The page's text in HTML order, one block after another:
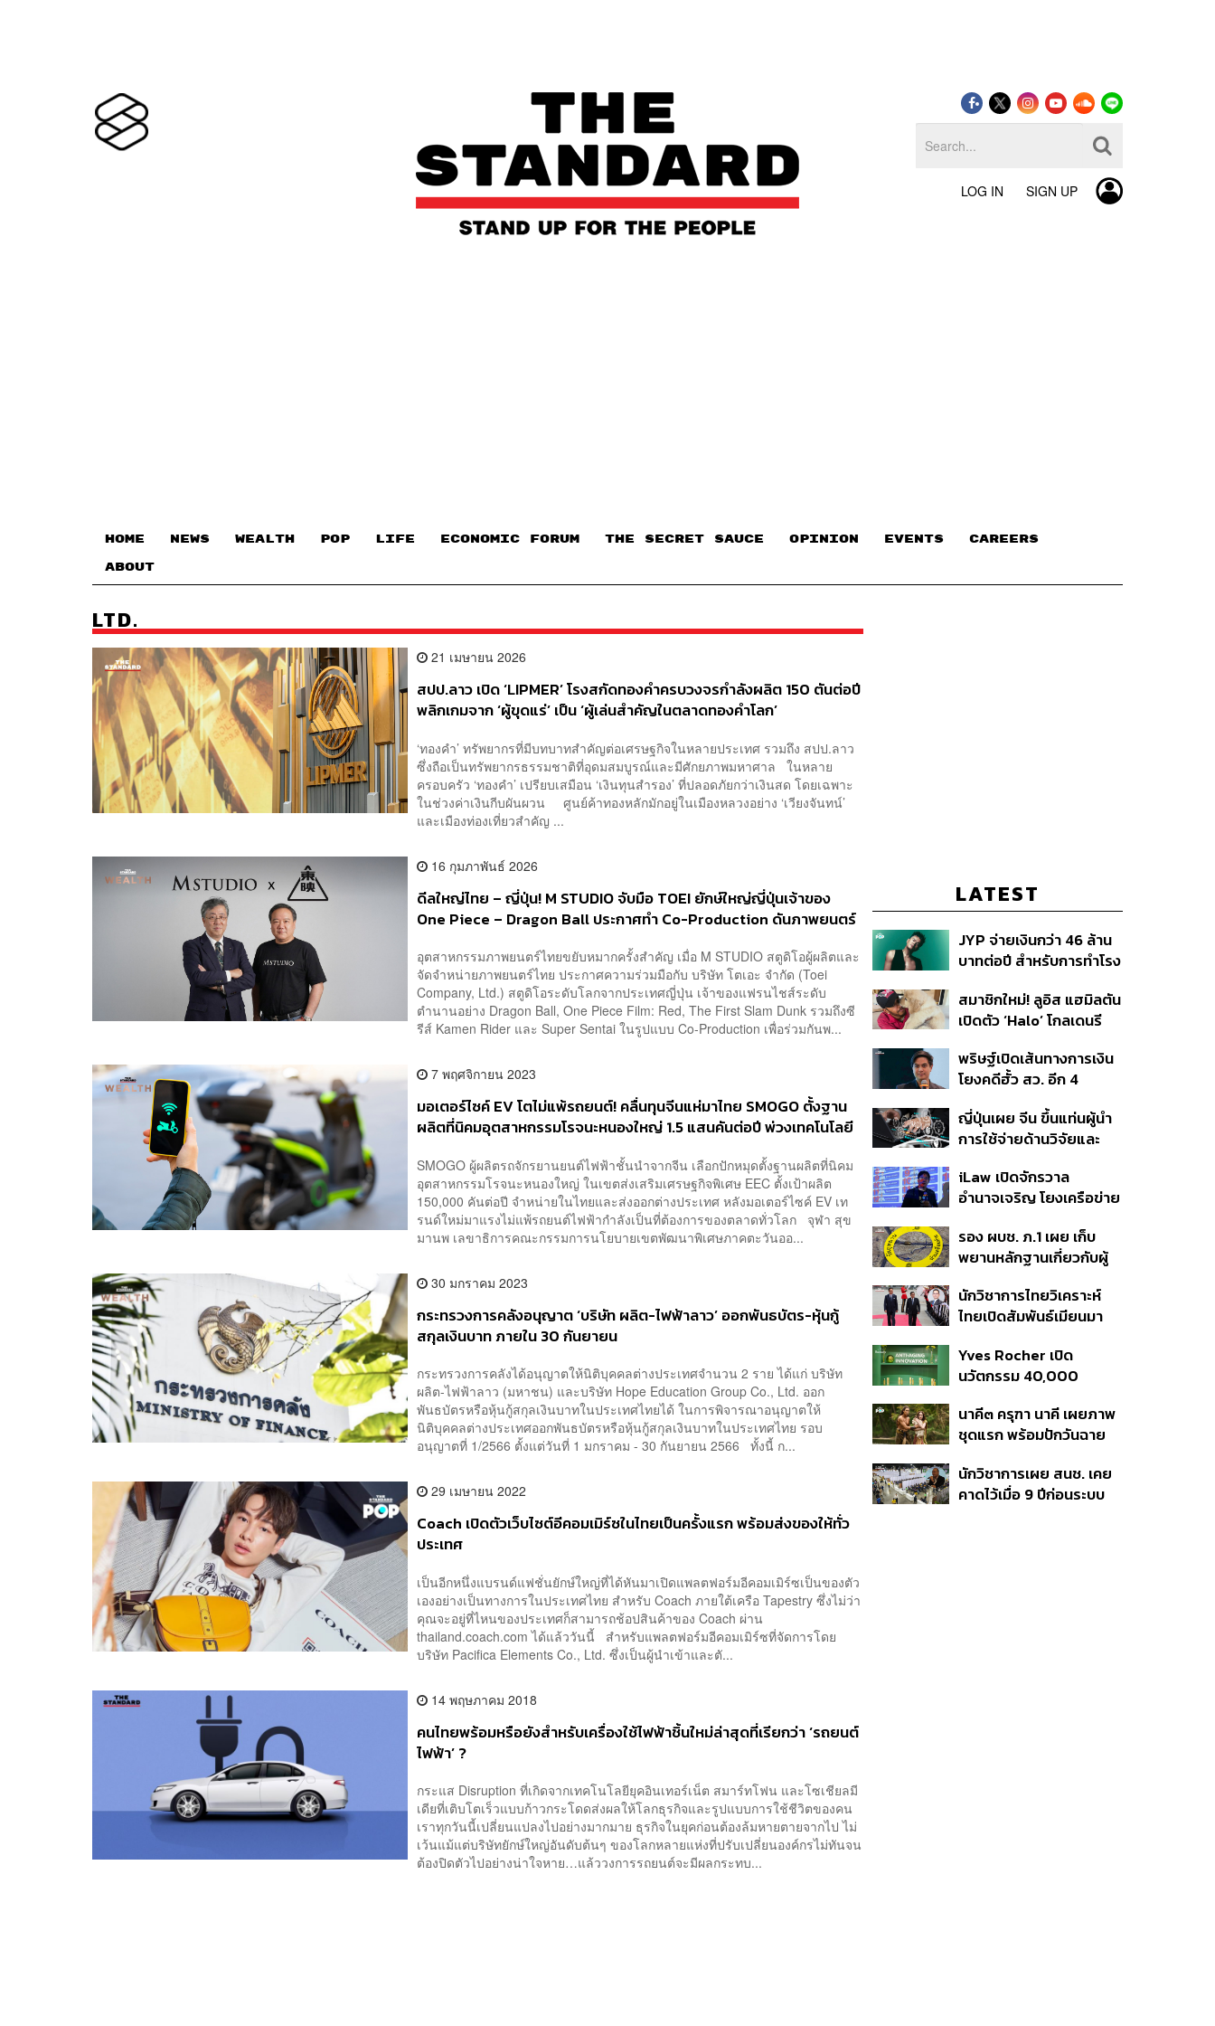
LOG IN SIGN UP
HOME NEWS WEALTH POP LIFE ECONOMIC FORUM THE SECRET SAUCE​ OPINION EVENTS CAREERS
ABOUT
LTD.
21 เมษายน 2026
สปป.ลาว เปิด ‘LIPMER’ โรงสกัดทองคำครบวงจรกำลังผลิต 150 ตันต่อปี
พลิกเกมจาก ‘ผู้ขุดแร่’ เป็น ‘ผู้เล่นสำคัญในตลาดทองคำโลก’
‘ทองคำ’ ทรัพยากรที่มีบทบาทสำคัญต่อเศรษฐกิจในหลายประเทศ รวมถึง สปป.ลาว
ซึ่งถือเป็นทรัพยากรธรรมชาติที่อุดมสมบูรณ์และมีศักยภาพมหาศาล ในหลาย
ครอบครัว ‘ทองคำ’ เปรียบเสมือน ‘เงินทุนสำรอง’ ที่ปลอดภัยกว่าเงินสด โดยเฉพาะ
ในช่วงค่าเงินกีบผันผวน ศูนย์ค้าทองหลักมักอยู่ในเมืองหลวงอย่าง ‘เวียงจันทน์’
และเมืองท่องเที่ยวสำคัญ ...
16 กุมภาพันธ์ 2026
ดีลใหญ่ไทย – ญี่ปุ่น! M STUDIO จับมือ TOEI ยักษ์ใหญ่ญี่ปุ่นเจ้าของ
One Piece – Dragon Ball ประกาศทำ Co-Production ดันภาพยนตร์
อุตสาหกรรมภาพยนตร์ไทยขยับหมากครั้งสำคัญ เมื่อ M STUDIO สตูดิโอผู้ผลิตและ
จัดจำหน่ายภาพยนตร์ไทย ประกาศความร่วมมือกับ บริษัท โตเอะ จำกัด (Toei
Company, Ltd.) สตูดิโอระดับโลกจากประเทศญี่ปุ่น เจ้าของแฟรนไชส์ระดับ
ตำนานอย่าง Dragon Ball, One Piece Film: Red, The First Slam Dunk รวมถึงซี
รีส์ Kamen Rider และ Super Sentai ในรูปแบบ Co-Production เพื่อร่วมกันพ...
7 พฤศจิกายน 2023
มอเตอร์ไซค์ EV โตไม่แพ้รถยนต์! คลื่นทุนจีนแห่มาไทย SMOGO ตั้งฐาน
ผลิตที่นิคมอุตสาหกรรมโรจนะหนองใหญ่ 1.5 แสนคันต่อปี พ่วงเทคโนโลยี
SMOGO ผู้ผลิตรถจักรยานยนต์ไฟฟ้าชั้นนำจากจีน เลือกปักหมุดตั้งฐานผลิตที่นิคม
อุตสาหกรรมโรจนะหนองใหญ่ ในเขตส่งเสริมเศรษฐกิจพิเศษ EEC ตั้งเป้าผลิต
150,000 คันต่อปี จำหน่ายในไทยและส่งออกต่างประเทศ หลังมอเตอร์ไซค์ EV เท
รนด์ใหม่มาแรงไม่แพ้รถยนต์ไฟฟ้ากำลังเป็นที่ต้องการของตลาดทั่วโลก จุฬา สุข
มานพ เลขาธิการคณะกรรมการนโยบายเขตพัฒนาพิเศษภาคตะวันออ...
30 มกราคม 2023
กระทรวงการคลังอนุญาต ‘บริษัท ผลิต-ไฟฟ้าลาว’ ออกพันธบัตร-หุ้นกู้
สกุลเงินบาท ภายใน 30 กันยายน
กระทรวงการคลังได้อนุญาตให้นิติบุคคลต่างประเทศจำนวน 2 ราย ได้แก่ บริษัท
ผลิต-ไฟฟ้าลาว (มหาชน) และบริษัท Hope Education Group Co., Ltd. ออก
พันธบัตรหรือหุ้นกู้สกุลเงินบาทในประเทศไทยได้ ในการพิจารณาอนุญาตให้
นิติบุคคลต่างประเทศออกพันธบัตรหรือหุ้นกู้สกุลเงินบาทในประเทศไทย รอบ
อนุญาตที่ 1/2566 ตั้งแต่วันที่ 1 มกราคม - 30 กันยายน 2566 ทั้งนี้ ก...
29 เมษายน 2022
Coach เปิดตัวเว็บไซต์อีคอมเมิร์ซในไทยเป็นครั้งแรก พร้อมส่งของให้ทั่ว
ประเทศ
เป็นอีกหนึ่งแบรนด์แฟชั่นยักษ์ใหญ่ที่ได้หันมาเปิดแพลตฟอร์มอีคอมเมิร์ซเป็นของตัว
เองอย่างเป็นทางการในประเทศไทย สำหรับ Coach ภายใต้เครือ Tapestry ซึ่งไม่ว่า
คุณจะอยู่ที่ไหนของประเทศก็สามารถช้อปสินค้าของ Coach ผ่าน
thailand.coach.com ได้แล้ววันนี้ สำหรับแพลตฟอร์มอีคอมเมิร์ซที่จัดการโดย
บริษัท Pacifica Elements Co., Ltd. ซึ่งเป็นผู้นำเข้าและตั...
14 พฤษภาคม 2018
คนไทยพร้อมหรือยังสำหรับเครื่องใช้ไฟฟ้าชิ้นใหม่ล่าสุดที่เรียกว่า ‘รถยนต์
ไฟฟ้า’ ?
กระแส Disruption ที่เกิดจากเทคโนโลยียุคอินเทอร์เน็ต สมาร์ทโฟน และโซเชียลมี
เดียที่เติบโตเร็วแบบก้าวกระโดดส่งผลให้โลกธุรกิจและรูปแบบการใช้ชีวิตของคน
เราทุกวันนี้เปลี่ยนแปลงไปอย่างมากมาย ธุรกิจในยุคก่อนต้องล้มหายตายจากไป ไม่
เว้นแม้แต่บริษัทยักษ์ใหญ่อันดับต้นๆ ของโลกหลายแห่งที่ปรับเปลี่ยนองค์กรไม่ทันจน
ต้องปิดตัวไปอย่างน่าใจหาย…แล้ววงการรถยนต์จะมีผลกระทบ...
LATEST
JYP จ่ายเงินกว่า 46 ล้าน
บาทต่อปี สำหรับการทำโรง
สมาชิกใหม่! ลูอิส แฮมิลตัน
เปิดตัว ‘Halo’ โกลเดนรี
พริษฐ์เปิดเส้นทางการเงิน
โยงคดีฮั้ว สว. อีก 4
อำนาจเจริญโอนเงินให้เจ้า
หน้าที่ กกต. ฝ่ายสืบสวน
ญี่ปุ่นเผย จีน ขึ้นแท่นผู้นำ
การใช้จ่ายด้านวิจัยและ
งานวิจัยถูกอ้างอิงสูงสุด
แซงสหรัฐฯ
iLaw เปิดจักรวาล
อำนาจเจริญ โยงเครือข่าย
สังเกตลงสมัครตรง
คุณสมบัติหรือไม่
รอง ผบช. ภ.1 เผย เก็บ
พยานหลักฐานเกี่ยวกับผู้
ตรวจสอบทั้งหมดแล้ว
นักวิชาการไทยวิเคราะห์
ไทยเปิดสัมพันธ์เมียนมา
ได้ถึงจุดไหน
Yves Rocher เปิด
นวัตกรรม 40,000
ใหม่
นาคี๓ ครุฑา นาคี เผยภาพ
ชุดแรก พร้อมปักวันฉาย
นักวิชาการเผย สนช. เคย
คาดไว้เมื่อ 9 ปีก่อนระบบ